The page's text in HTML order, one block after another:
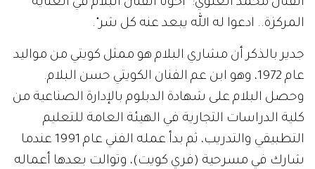
المركزة.. ادعوا له الله يبعد عنه كل شر".
جدير بالذكر أن مشاري البلام هو ممثل كويتي من مواليد
عام 1972، وهو ابن عم الفنان الكويتي حسن البلام.
وحصل البلام على شهادة الدبلوم بالإدارة الصناعية من
كلية الدراسات التجارية في الهيئة العامة للتعليم
التطبيقي والتدريب، ثم بدأ عمله الفني عام 1991 عندما
شارك في مسرحية (فري كويت)، وتوالت بعدها أعماله